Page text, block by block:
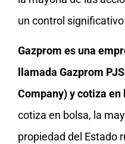
un control
Gazprom es una
llamada Gazprom
Company) y cotiza en
cotiza en bolsa, la
propiedad del Estado